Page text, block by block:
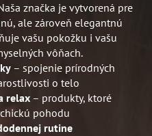
značka je vytvorená pre
ale zároveň elegantnú
vašu pokožku i vašu
vôňach.
– spojenie prírodných
o telo
relax – produkty, ktoré
pohodu
rutine